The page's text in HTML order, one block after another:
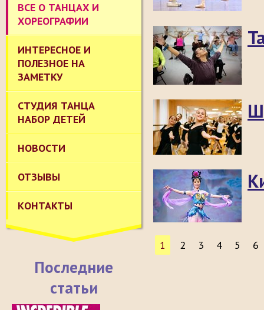
ВСЕ О ТАНЦАХ И
ХОРЕОГРАФИИ
ИНТЕРЕСНОЕ И
ПОЛЕЗНОЕ НА
ЗАМЕТКУ
СТУДИЯ ТАНЦА
НАБОР ДЕТЕЙ
НОВОСТИ
ОТЗЫВЫ
КОНТАКТЫ
Последние
статьи
1 2 3 4 5 6